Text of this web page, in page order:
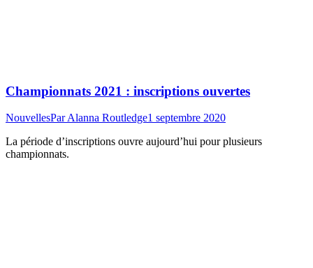
Championnats 2021 : inscriptions ouvertes
NouvellesParAlanna Routledge1 septembre 2020
La période d’inscriptions ouvre aujourd’hui pour plusieurs
championnats.